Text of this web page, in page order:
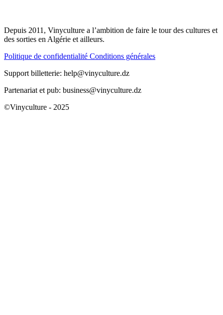
Depuis 2011, Vinyculture a l’ambition de faire le tour des cultures et
des sorties en Algérie et ailleurs.
Politique de confidentialité Conditions générales
Support billetterie: help@vinyculture.dz
Partenariat et pub: business@vinyculture.dz
©Vinyculture - 2025